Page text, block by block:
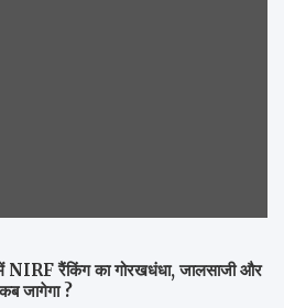
रैंकिंग का गोरखधंधा, जालसाजी और
कब जागेगा ?